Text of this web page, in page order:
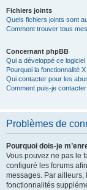
Fichiers joints
Quels fichiers joints sont
Comment trouver tous
Concernant phpBB
Qui a développé ce
Pourquoi la fonctionnalité
Qui contacter pour les
Comment puis-je
Problèmes de
Pourquoi dois-je
Vous pouvez ne pas le
configuré les forums
messages. Par ailleurs,
fonctionnalités